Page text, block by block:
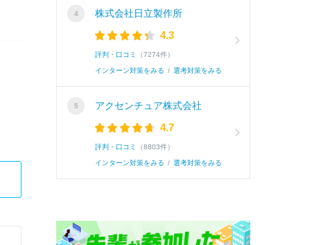
株式会社日立製作所
4.3
評判・口コミ （7274件）
インターン対策をみる / 選考対策をみる
アクセンチュア株式会社
4.7
評判・口コミ （8803件）
インターン対策をみる / 選考対策をみる